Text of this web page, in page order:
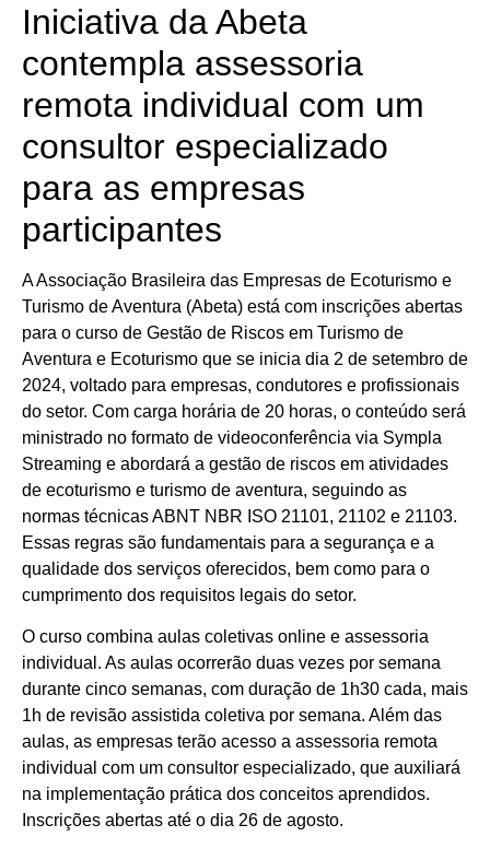
Iniciativa da Abeta
contempla assessoria
remota individual com um
consultor especializado
para as empresas
participantes
A Associação Brasileira das Empresas de Ecoturismo e
Turismo de Aventura (Abeta) está com inscrições abertas
para o curso de Gestão de Riscos em Turismo de
Aventura e Ecoturismo que se inicia dia 2 de setembro de
2024, voltado para empresas, condutores e profissionais
do setor. Com carga horária de 20 horas, o conteúdo será
ministrado no formato de videoconferência via Sympla
Streaming e abordará a gestão de riscos em atividades
de ecoturismo e turismo de aventura, seguindo as
normas técnicas ABNT NBR ISO 21101, 21102 e 21103.
Essas regras são fundamentais para a segurança e a
qualidade dos serviços oferecidos, bem como para o
cumprimento dos requisitos legais do setor.
O curso combina aulas coletivas online e assessoria
individual. As aulas ocorrerão duas vezes por semana
durante cinco semanas, com duração de 1h30 cada, mais
1h de revisão assistida coletiva por semana. Além das
aulas, as empresas terão acesso a assessoria remota
individual com um consultor especializado, que auxiliará
na implementação prática dos conceitos aprendidos.
Inscrições abertas até o dia 26 de agosto.